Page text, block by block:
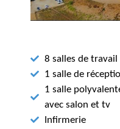
8 salles de
1 salle de
1 salle
avec salon et tv
Infirmerie